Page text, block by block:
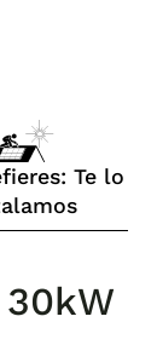
Te lo